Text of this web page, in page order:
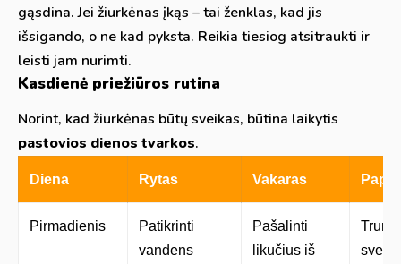
gąsdina. Jei žiurkėnas įkąs – tai ženklas, kad jis
išsigando, o ne kad pyksta. Reikia tiesiog atsitraukti ir
leisti jam nurimti.
Kasdienė priežiūros rutina
Norint, kad žiurkėnas būtų sveikas, būtina laikytis
pastovios dienos tvarkos.
Diena Rytas Vakaras
Pirmadienis
Patikrinti
vandens
Pašalinti
likučius iš